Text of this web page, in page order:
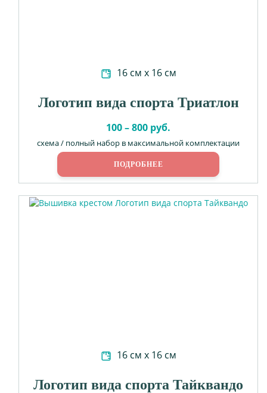
16 см х 16 см
Логотип вида спорта Триатлон
100 – 800 руб.
схема / полный набор в максимальной комплектации
ПОДРОБНЕЕ
16 см х 16 см
Логотип вида спорта Тайквандо